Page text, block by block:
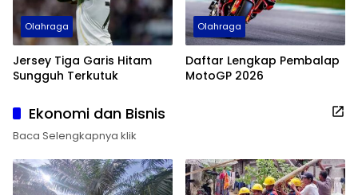
Olahraga
Jersey Tiga Garis Hitam
Sungguh Terkutuk
Olahraga
Daftar Lengkap Pembalap
MotoGP 2026
Ekonomi dan Bisnis
Baca Selengkapnya klik